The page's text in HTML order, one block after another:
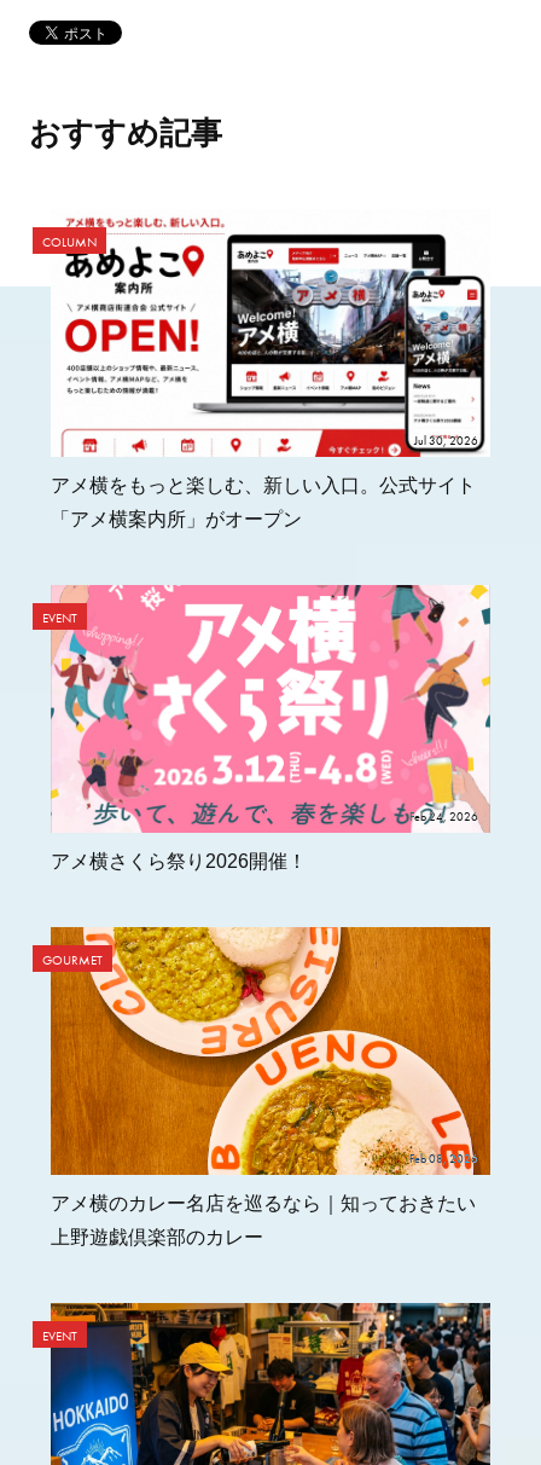
おすすめ記事
Jul 30, 2026
COLUMN
アメ横をもっと楽しむ、新しい入口。公式サイト
「アメ横案内所」がオープン
Feb 24, 2026
EVENT
アメ横さくら祭り2026開催！
Feb 08, 2026
GOURMET
アメ横のカレー名店を巡るなら｜知っておきたい
上野遊戯倶楽部のカレー
EVENT